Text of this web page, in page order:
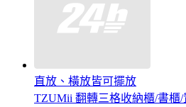
直放、橫放皆可擺放
TZUMii 翻轉三格收納櫃/書櫃